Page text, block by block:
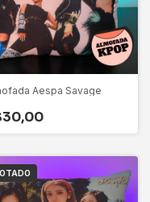
Aespa Savage